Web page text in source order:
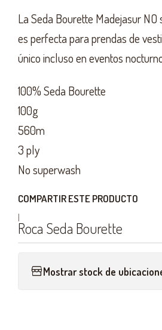
La Seda Bourette Madejasur
es perfecta para prendas de
único incluso en eventos
100% Seda Bourette
100g
560m
3 ply
No superwash
COMPARTIR ESTE PRODUCTO
|
Roca Seda Bourette
Mostrar stock de